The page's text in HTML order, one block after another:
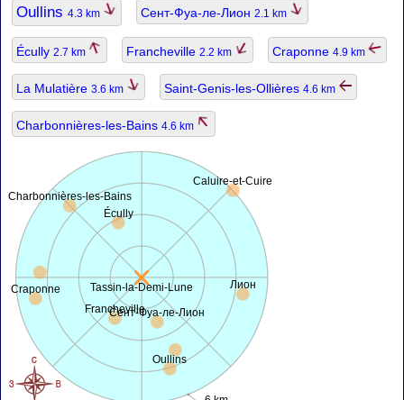
Oullins 4.3 km Сент-Фуа-ле-Лион 2.1 km
Écully 2.7 km Francheville 2.2 km Craponne 4.9 km
La Mulatière 3.6 km Saint-Genis-les-Ollières 4.6 km
Charbonnières-les-Bains 4.6 km
Tassin-la-Demi-Lune Лион
Caluire-et-Cuire
Oullins
Сент-Фуа-ле-Лион
Écully
Francheville
Craponne
Charbonnières-les-Bains